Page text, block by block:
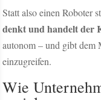
Statt also einen Roboter
denkt und handelt der
autonom – und gibt
einzugreifen.
Wie